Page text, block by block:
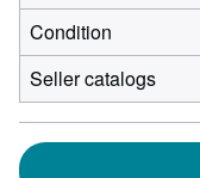
Condition
Seller catalogs